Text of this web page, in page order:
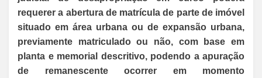
requerer a abertura de matrícula de parte de imóvel
situado em área urbana ou de expansão urbana,
previamente matriculado ou não, com base em
planta e memorial descritivo, podendo a apuração
de remanescente ocorrer em momento